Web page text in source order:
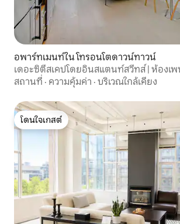
อพาร์ทเมนท์ใน โทรอนโตดาวน์ทาวน์
เดอะซิตี้สเคปโดยอินสแตนท์สวีทส์ | ห้องเพ
สถานที่ · ความคุ้มค่า · บริเวณใกล้เคียง
โดนใจเกสต์
โดนใจเกสต์